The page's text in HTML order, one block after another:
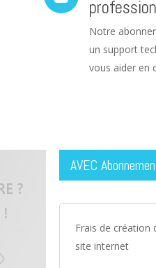
Notre
un support
vous aider en
AVEC
Frais de création
site internet